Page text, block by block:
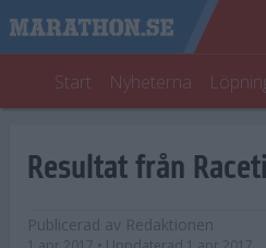
Start Nyheterna
Resultat från
Publicerad av Redaktionen